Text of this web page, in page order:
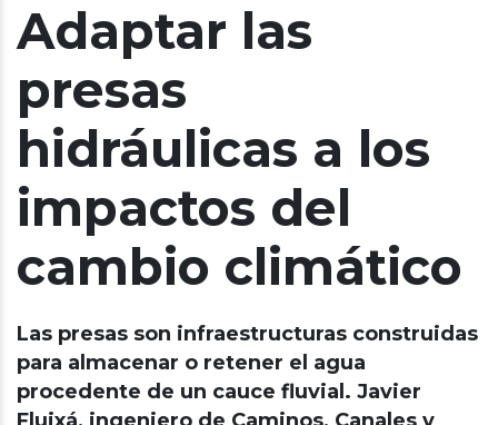
Adaptar las
presas
hidráulicas a los
impactos del
cambio climático
Las presas son infraestructuras construidas
para almacenar o retener el agua
procedente de un cauce fluvial. Javier